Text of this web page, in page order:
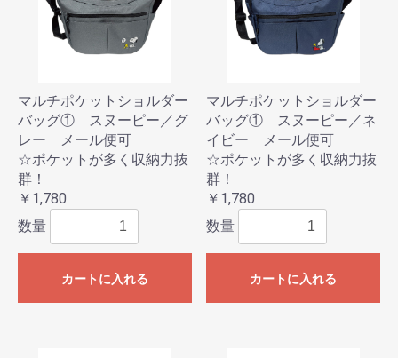
マルチポケットショルダー
バッグ① スヌーピー／グ
レー メール便可
☆ポケットが多く収納力抜
群！
￥1,780
数量
カートに入れる
マルチポケットショルダー
バッグ① スヌーピー／ネ
イビー メール便可
☆ポケットが多く収納力抜
群！
￥1,780
数量
カートに入れる